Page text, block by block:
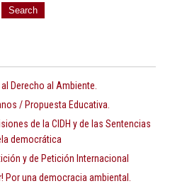
Derecho al Ambiente.
/ Propuesta Educativa.
de la CIDH y de las Sentencias
democrática
y de Petición Internacional
Por una democracia ambiental.